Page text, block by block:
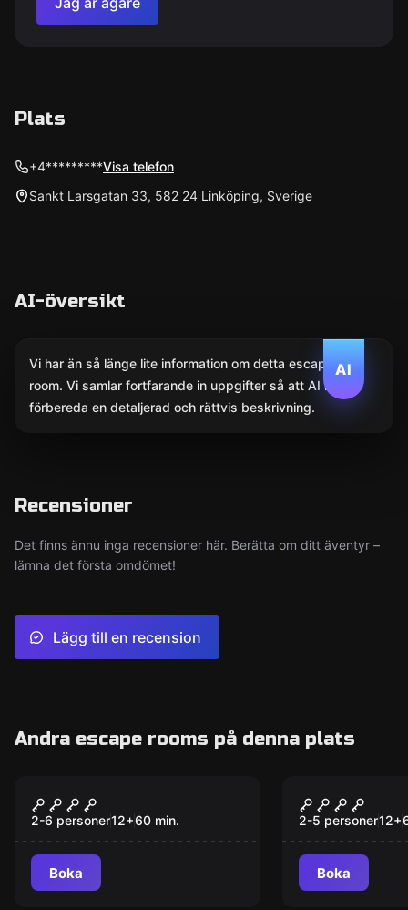
Plats
+4*********Visa telefon
Sankt Larsgatan 33, 582 24 Linköping, Sverige
AI-översikt
AI
Vi har än så länge lite information om detta escape
room. Vi samlar fortfarande in uppgifter så att AI kan
förbereda en detaljerad och rättvis beskrivning.
Recensioner
Det finns ännu inga recensioner här. Berätta om ditt äventyr –
lämna det första omdömet!
Lägg till en recension
Andra escape rooms på denna plats
The Wild West Bank
Heist
2-6 personer12+60 min.
Boka
The
2-5 personer12+
Boka